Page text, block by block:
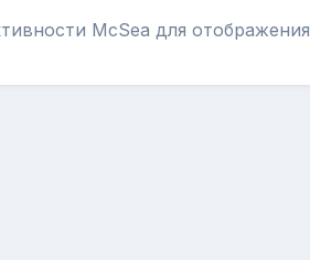
McSea для отображения